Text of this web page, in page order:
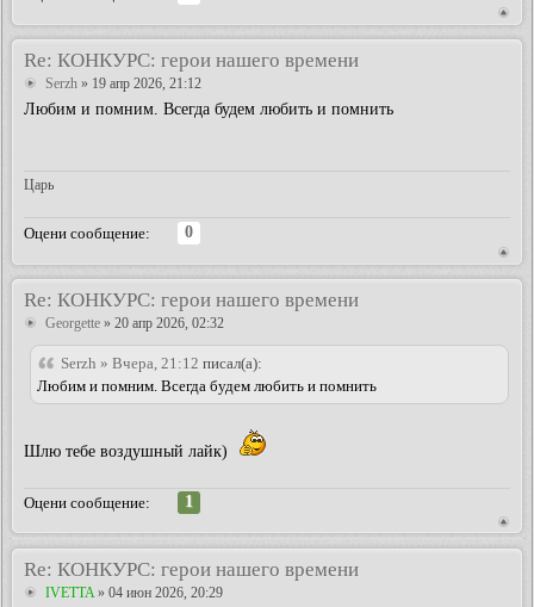
Re: КОНКУРС: герои нашего времени
Serzh » 19 апр 2026, 21:12
Любим и помним. Всегда будем любить и помнить
Царь
Оцени сообщение:
0
Re: КОНКУРС: герои нашего времени
Georgette » 20 апр 2026, 02:32
Serzh » Вчера, 21:12 писал(а):
Любим и помним. Всегда будем любить и помнить
Шлю тебе воздушный лайк)
Оцени сообщение:
1
Re: КОНКУРС: герои нашего времени
IVETTA» 04 июн 2026, 20:29